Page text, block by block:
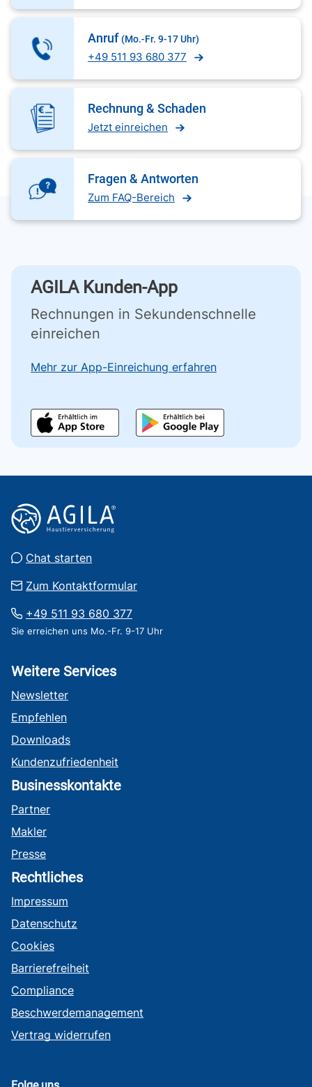
Anruf (Mo.-Fr. 9-17 Uhr)
+49 511 93 680 377
Rechnung & Schaden
Jetzt einreichen
Fragen & Antworten
Zum FAQ-Bereich
AGILA Kunden-App
Rechnungen in Sekundenschnelle
einreichen
Mehr zur App-Einreichung erfahren